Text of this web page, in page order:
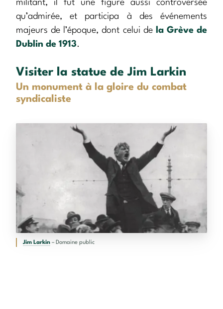
militant, il fut une figure aussi controversée
qu’admirée, et participa à des événements
majeurs de l’époque, dont celui de
la Grève de
Dublin de 1913.
Visiter la statue de Jim Larkin
Un monument à la gloire du combat
syndicaliste
Jim Larkin – Domaine public